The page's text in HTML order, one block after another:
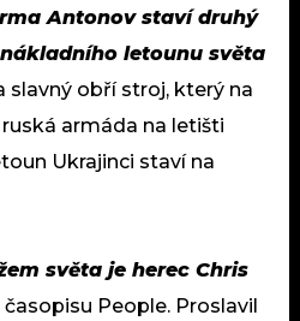
Antonov staví druhý
letounu světa
slavný obří stroj, který na
armáda na letišti
Ukrajinci staví na
světa je herec Chris
People. Proslavil